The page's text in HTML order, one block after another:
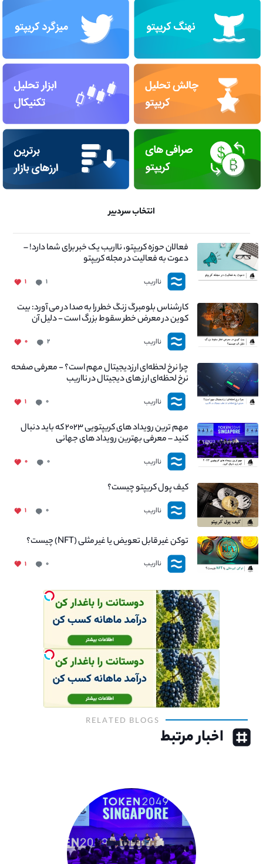
انتخاب سردبیر
فعالان حوزه کریپتو، نااریب یک خبر برای شما دارد! –
دعوت به فعالیت در مجله کریپتو
نااریب ۱ ۱
کارشناس بلومبرگ زنگ خطر را به صدا در می آورد: بیت
کوین در معرض خطر سقوط بزرگ است - دلیل آن
چیست؟
نااریب ۲ ۰
چرا نرخ لحظه‌ای ارزدیجیتال مهم است؟ - معرفی صفحه
نرخ لحظه‌ای ارز های دیجیتال در نااریب
نااریب ۰ ۱
مهم ترین رویداد های کریپتویی ۲۰۲۳ که باید دنبال
کنید – معرفی بهترین رویداد های جهانی
نااریب ۰ ۰
کیف پول کریپتو چیست؟
نااریب ۰ ۱
توکن غیر قابل تعویض یا غیر مثلی (NFT) چیست؟
نااریب ۰ ۱
RELATED BLOGS
اخبار مرتبط